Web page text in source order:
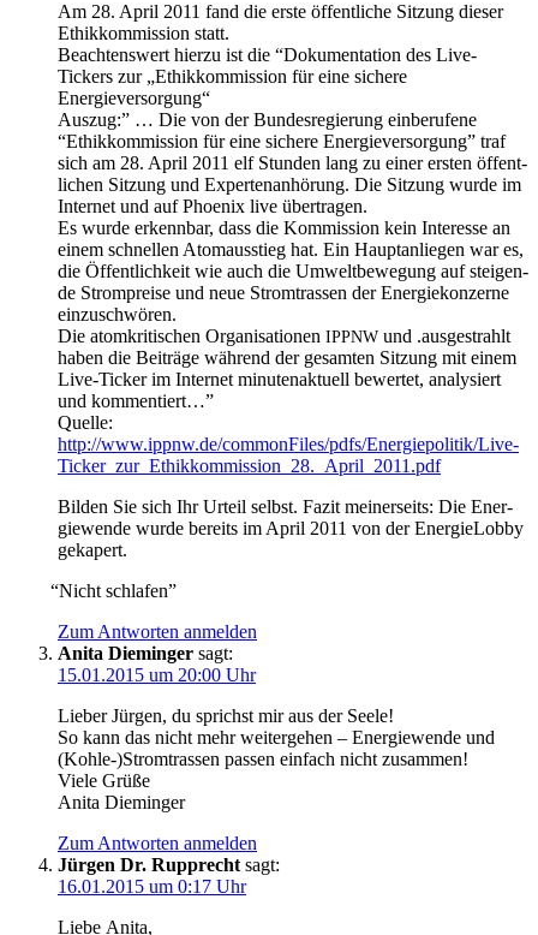
Am 28. April 2011 fand die ers­te öffent­li­che Sit­zung die­ser
Ethik­kom­mis­si­on statt.
Beach­tens­wert hier­zu ist die “Doku­men­ta­ti­on des Live-
Tickers zur „Ethik­kom­mis­si­on für eine siche­re
Energieversorgung“
Aus­zug:” … Die von der Bun­des­re­gie­rung ein­be­ru­fe­ne
“Ethik­kom­mis­si­on für eine siche­re Ener­gie­ver­sor­gung” traf
sich am 28. April 2011 elf Stun­den lang zu einer ers­ten öffent­
li­chen Sit­zung und Exper­ten­an­hö­rung. Die Sit­zung wur­de im
Inter­net und auf Phoe­nix live übertragen.
Es wur­de erkenn­bar, dass die Kom­mis­si­on kein Inter­es­se an
einem schnel­len Atom­aus­stieg hat. Ein Haupt­an­lie­gen war es,
die Öffent­lich­keit wie auch die Umwelt­be­we­gung auf stei­gen­
de Strom­prei­se und neue Strom­tras­sen der Ener­gie­kon­zer­ne
einzuschwören.
Die atom­kri­ti­schen Orga­ni­sa­tio­nen IPPNW und .aus­ge­strahlt
haben die Bei­trä­ge wäh­rend der gesam­ten Sit­zung mit einem
Live-Ticker im Inter­net minu­ten­ak­tu­ell bewer­tet, ana­ly­siert
und kommentiert…”
Quel­le:
http://www.ippnw.de/commonFiles/pdfs/Energiepolitik/Live-
Ticker_zur_Ethikkommission_28._April_2011.pdf
Bil­den Sie sich Ihr Urteil selbst. Fazit mei­ner­seits: Die Ener­
gie­wen­de wur­de bereits im April 2011 von der Ener­gie­Lob­by
gekapert.
“Nicht schla­fen”
Zum Antworten anmelden
Anita Dieminger sagt:
15.01.2015 um 20:00 Uhr
Lie­ber Jür­gen, du sprichst mir aus der Seele!
So kann das nicht mehr wei­ter­ge­hen – Ener­gie­wen­de und
(Kohle-)Stromtrassen pas­sen ein­fach nicht zusammen!
Vie­le Grüße
Ani­ta Dieminger
Zum Antworten anmelden
Jürgen Dr. Rupprecht sagt:
16.01.2015 um 0:17 Uhr
Lie­be Anita,